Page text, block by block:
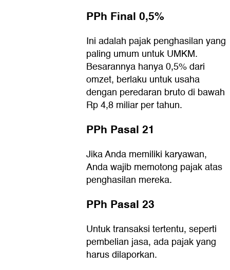
PPh Final 0,5%
Ini adalah pajak penghasilan yang
paling umum untuk UMKM.
Besarannya hanya 0,5% dari
omzet, berlaku untuk usaha
dengan peredaran bruto di bawah
Rp 4,8 miliar per tahun.
PPh Pasal 21
Jika Anda memiliki karyawan,
Anda wajib memotong pajak atas
penghasilan mereka.
PPh Pasal 23
Untuk transaksi tertentu, seperti
pembelian jasa, ada pajak yang
harus dilaporkan.